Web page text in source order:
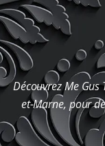
Découvrez Me
et-Marne, pour